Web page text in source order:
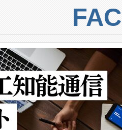
は、ai&のAI
合、試運転、
データを監視
メートルに
％のターゲッ
検知距離は
1キロメート
を監視でき、
を簡素化でき